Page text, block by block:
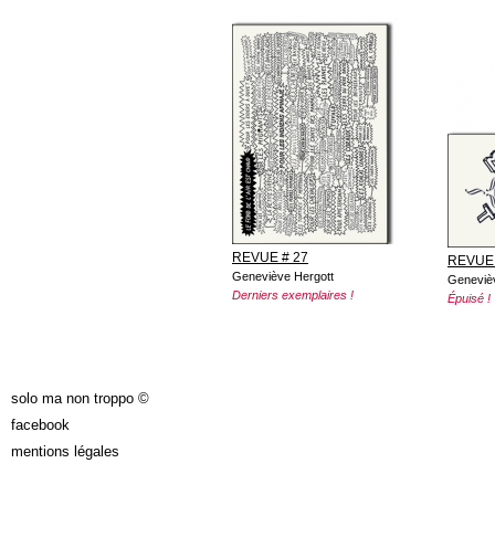
REVUE # 27
Geneviève Hergott
Derniers exemplaires !
Épuisé !
solo ma non troppo ©
facebook
mentions légales